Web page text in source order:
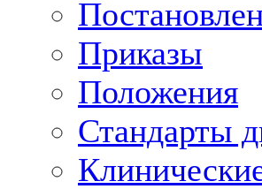
Приказы
Положения
Стандарты